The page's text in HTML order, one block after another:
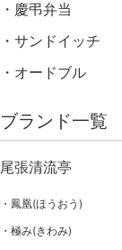
慶弔弁当
サンドイッチ
オードブル
ブランド一覧
尾張清流亭
鳳凰(ほうおう)
極み(きわみ)